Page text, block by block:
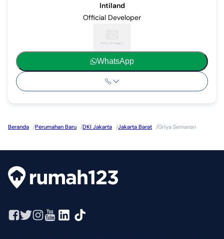
Intiland
Official Developer
WhatsApp
Beranda /Perumahan Baru /DKI Jakarta /Jakarta Barat /Griya Semanan